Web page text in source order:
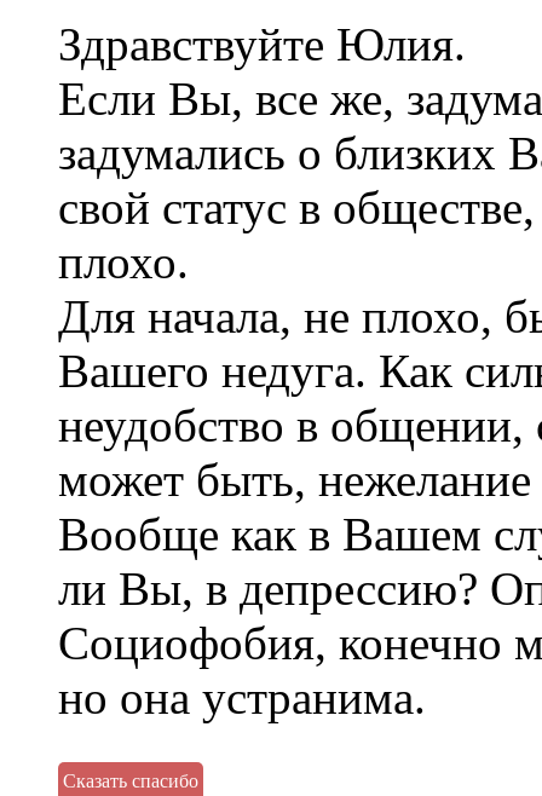
Здравствуйте Юлия.
Если Вы, все же,
задумались о близких
свой статус в
плохо.
Для начала, не плохо,
Вашего недуга. Как
неудобство в
может быть, нежелание
Вообще как в Вашем
ли Вы, в депрессию?
Социофобия, конечно
но она устранима.
Сказать спасибо